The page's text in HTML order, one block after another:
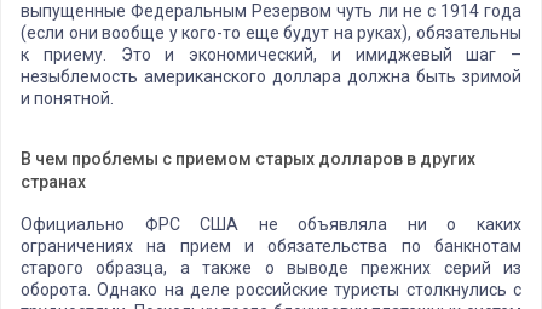
выпущенные Федеральным Резервом чуть ли не с 1914 года
(если они вообще у кого-то еще будут на руках), обязательны
к приему. Это и экономический, и имиджевый шаг –
незыблемость американского доллара должна быть зримой
и понятной.
В чем проблемы с приемом старых долларов в других
странах
Официально ФРС США не объявляла ни о каких
ограничениях на прием и обязательства по банкнотам
старого образца, а также о выводе прежних серий из
оборота. Однако на деле российские туристы столкнулись с